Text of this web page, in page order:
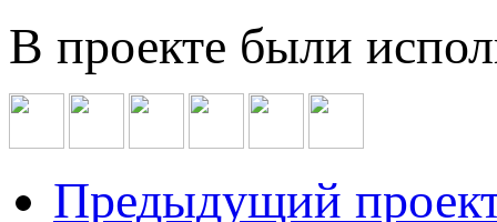
В проекте были
Предыдущий